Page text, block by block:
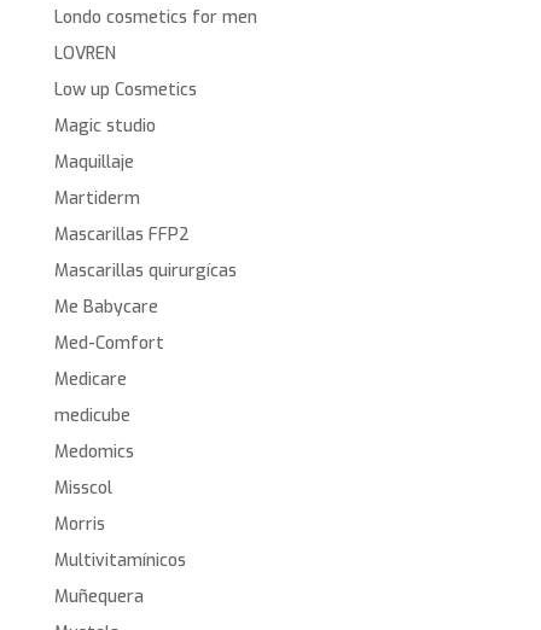
Londo cosmetics for men
LOVREN
Low up Cosmetics
Magic studio
Maquillaje
Martiderm
Mascarillas FFP2
Mascarillas quirurgícas
Me Babycare
Med-Comfort
Medicare
medicube
Medomics
Misscol
Morris
Multivitamínicos
Muñequera